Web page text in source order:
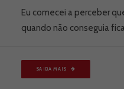
Eu comecei a perceber
quando não conseguia
SAIBA MAIS